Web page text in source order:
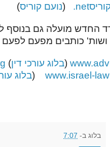
.net
(נועם קוריס)
החדש מועלה גם בנוסף
ושות' כותבים מפעם לפעם
(בלוג עורכי דין)
www.israel-
(בלוג
בלוג ב- 7:07